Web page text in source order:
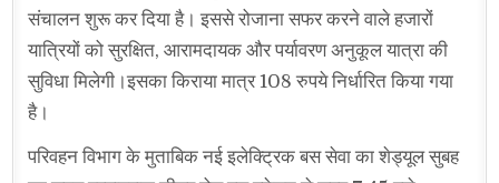
संचालन शुरू कर दिया है। इससे रोजाना सफर करने वाले हजारों
यात्रियों को सुरक्षित, आरामदायक और पर्यावरण अनुकूल यात्रा की
सुविधा मिलेगी।इसका किराया मात्र 108 रुपये निर्धारित किया गया
है।
परिवहन विभाग के मुताबिक नई इलेक्ट्रिक बस सेवा का शेड्यूल सुबह